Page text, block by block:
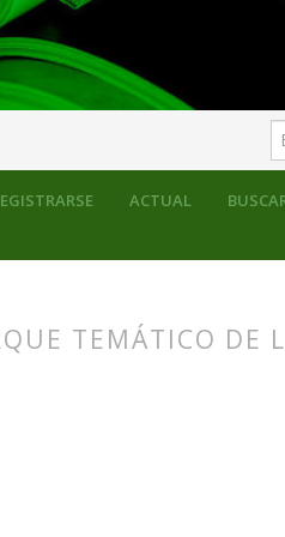
ACTUAL
TEMÁTICO DE